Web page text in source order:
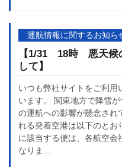
運航情報に関するお知ら
【1/31 18時 悪天候
して】
いつも弊社サイトをご利用
います。 関東地方で降雪
の運航への影響が懸念され
れる発着空港は以下のと
に該当する便は、各航空会
なりま...